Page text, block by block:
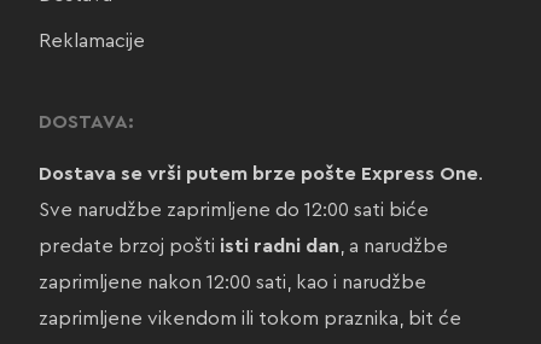
Reklamacije
DOSTAVA:
Dostava se vrši putem brze pošte Express One.
Sve narudžbe zaprimljene do 12:00 sati biće
predate brzoj pošti isti radni dan, a narudžbe
zaprimljene nakon 12:00 sati, kao i narudžbe
zaprimljene vikendom ili tokom praznika, bit će